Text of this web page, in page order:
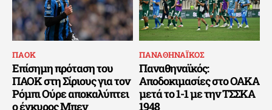
ΠΑΟΚ
Επίσημη πρόταση του
ΠΑΟΚ στη Σίριους για τον
Ρόμπι Ούρε αποκαλύπτει
ο έγκυρος Μπεν
ΠΑΝΑΘΗΝΑΪΚΟΣ
Παναθηναϊκός:
Αποδοκιμασίες στο ΟΑΚΑ
μετά το 1-1 με την ΤΣΣΚΑ
1948